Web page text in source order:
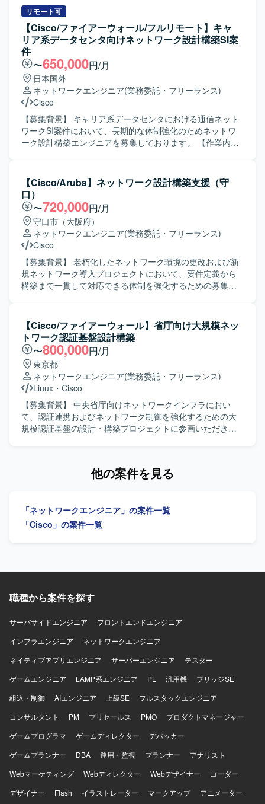
ジェクトが立ち上がりました。 【作業内容】 6代目社内シ
ステム基盤の刷新プロジェクトに参画し、ネットワーク系
およびサーバ系インフラの設計・構築・テストをご担当い
ただきます。 ネットワーク系では、FW/スイッチ/ストレー
ジ/リモート環境、NTP/証明書/RADIUS/DHCP/DNS/無線と
いった各領域において、詳細設計、構築手順書作成、単体
テスト項目書作成、環境構築、単体テスト、結合テスト、
総合テストまで一連の工程を担当していただきます。 サー
バ系では、物理サーバ/仮想化基盤、DB/データ連携/OS/保
全/機器設置調整といった領域にて、サーバおよび仮想化基
盤の設計・構築、各種ミドルウェア・DB・データ連携・保
全機構の設計・構築、ならびにテスト計画・実施・結果整
たり、段階的に環境を構築しながら、既存環境から新基盤
へのスムーズな移行を進めていきます。 【求める人物像】
インフラ基盤の大規模更改プロジェクトにおいて、担当領
域の技術的な深い理解を持ちつつ、関連チームと連携しな
がら主体的に設計・構築・テストを推進できる方を求めて
います。 複数プロダクトが連携する環境のため、周辺領域
にも関心を持ち、仕様や構成を自らキャッチアップしなが
ら、課題やリスクを早期に発見し共有できる方が望ましい
です。 ドキュメント作成やレビューなども多いため、丁寧
なコミュニケーションとチームでの協調性を重視される方
ークからサーバ、仮想化基盤、ストレージ、認証基盤、
DB、保全機構まで幅広いインフラ技術に関わることができ
ます。 長期にわたるプロジェクトの中で、詳細設計からテ
スト、切替まで一連の工程を経験できるため、インフラエ
ンジニアとしてのスキルを体系的かつ実践的に高めること
ができます。 複数領域でのメンバー募集が行われているた
め、得意領域を活かしながら、将来的には周辺領域へスキ
ルを広げていくキャリアパスも描きやすい環境です。 【開
発環境】 ネットワーク：Ciscoスイッチ（C9200L、
C9300X、Nexus 9000シリーズ）、Thunderシリーズ負荷
NetAttestEPS（認証局/証明書）、Catalyst CW9800M（無
vCenter、VCF Operations、NSX Manager、Security
Services Platform、VCF cloud builder DB・ミドルウェア
リモート可
【Cisco/ファイアーウォール/フルリモート】キャ
リア系データセンタ向けネットワーク設計構築SI案
件
〜650,000円/月
日本国外
ネットワークエンジニア(業務委託・フリーランス)
Cisco
【募集背景】 キャリア系データセンタにおける通信ネット
ワークSI案件において、長期的な体制強化のためネットワ
ーク設計構築エンジニアを募集しております。 【作業内
は以下を想定しております。 ・ネットワークの詳細設計
（物理設計、論理設計） ・パラメータ設計 ・各種設定・構
成に関する手順書作成 ・商用切替などの商用作業対応 ・デ
ータセンタにおける初期設定作業（必要に応じてACI関連作
業を現地で実施する場合があります） 【求める人物像】 ・
中長期で安定して参画いただける方 ・ネットワーク技術の
キャッチアップに前向きに取り組める方 ・手順書作成など
ドキュメント作業も丁寧に対応いただける方 ・関係者とコ
ミュニケーションを取りながら主体的に作業を進められる
方 【ポジションの魅力】 ・キャリア系データセンタの基幹
ロードバランサ、ファイアウォール等を活用した高度なネ
ットワーク技術に携わることができます。 ・長期想定のた
め、腰を据えてスキルアップしながら参画いただけます。
【開発環境】 ・ネットワーク機器：Cisco Nexusシリー
ズ、Cisco ACI、A10、F5 など ・ドキュメント：各種設計
書・手順書作成ツール（詳細は別途）
【Cisco/Aruba】ネットワーク設計構築支援（守
口）
〜720,000円/月
守口市（大阪府）
ネットワークエンジニア(業務委託・フリーランス)
Cisco
【募集背景】 老朽化したネットワーク環境の更改および新
規ネットワーク導入プロジェクトにおいて、要件定義から
構築まで一貫して対応できる体制を強化するための募集で
計、構築までをご担当いただきます。 既存ネットワーク環
境の現地調査、構成や設置場所、配線、影響範囲の確認を
行い、その結果を踏まえた新規導入やリプレースの検討を
実施します。 ベンダーや現場担当者との調整、作業手順の
確認など、関係各所とのコミュニケーションを取りながら
円滑な導入・移行を推進していただきます。 【求める人物
像】 現地で自ら確認すべき点を主体的に確認しに行動でき
る方を求めています。 業者や担当者と会話しながら、状況
に応じた提案や調整を行い、プロジェクトを前向きに推進
できる方を歓迎いたします。 【ポジションの魅力】 老朽化
ただけます。 複数ベンダー機器を扱う環境での設計・構築
L2/L3スイッチ、Aruba L2/L3スイッチ、VPN機器、
FortiGateやPaloaltoなどのネットワーク機器を中心とした
【Cisco/ファイアーウォール】省庁向け大規模ネッ
トワーク認証基盤設計構築
〜800,000円/月
東京都
ネットワークエンジニア(業務委託・フリーランス)
Linux ・ Cisco
【募集背景】 中央省庁向けネットワークインフラにおい
て、認証連携およびネットワーク制御を強化するための大
規模認証基盤の設計・構築プロジェクトに参画いただきま
ー・端末認証基盤の設計・構築を実施していただきます。
Windowsサーバー上でのログ調査、証明書設定、認証連携
に伴う各種設定・検証作業を担当していただきます。 プロ
みを持ち、高い専門性を活かして主体的に設計・構築をリ
力】 中央省庁向けの重要度が高い大規模ネットワーク認証
基盤の設計・構築に携わることで、高度なセキュリティ要
件に対応したネットワーク設計スキルを磨いていただけま
す。 Ciscoの先進的なソリューション（ISE、DNAC等）を
活用した認証・ネットワーク制御の実務経験を深めること
Catalyst, WLC, Cisco ISE, Cisco DNA Center (DNAC) 認証
プロトコル： RADIUS, LDAP サーバーOS： Linux,
計〜詳細設計〜構築〜検証・テスト
他の案件を見る
「ネットワークエンジニア」の案件一覧
「Cisco」の案件一覧
職種から案件を探す
サーバサイドエンジニア
フロントエンドエンジニア
インフラエンジニア
ネットワークエンジニア
ネイティブアプリエンジニア
サーバーエンジニア
テスター
ゲームエンジニア
LAMP系エンジニア PL 汎用機
ブリッジSE
組込・制御
AIエンジニア 上級SE
フルスタックエンジニア
コンサルタント
PM プリセールス PMO
プロダクトマネージャー
ゲームプログラマ
ゲームディレクター
デバッカー
ゲームプランナー
DBA 運用・監視 プランナー
アナリスト
Webマーケティング
Webディレクター Webデザイナー
コーダー
デザイナー
Flash イラストレーター マークアップ
アニメーター